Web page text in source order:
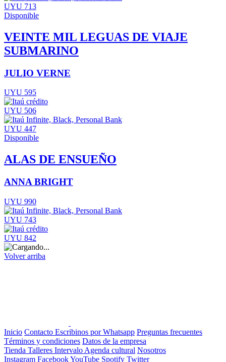
UYU 713
Disponible
VEINTE MIL LEGUAS DE VIAJE
SUBMARINO
JULIO VERNE
UYU 595
UYU 506
UYU 447
Disponible
ALAS DE ENSUEÑO
ANNA BRIGHT
UYU 990
UYU 743
UYU 842
Volver arriba
Inicio Contacto Escribinos por Whatsapp Preguntas frecuentes
Términos y condiciones Datos de la empresa
Tienda Talleres Intervalo Agenda cultural Nosotros
Instagram FacebookYouTube Spotify Twitter